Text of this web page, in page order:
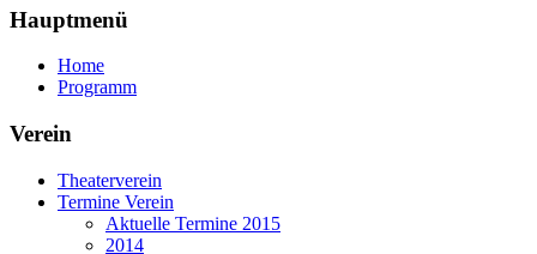
Hauptmenü
Home
Programm
Verein
Theaterverein
Termine Verein
Aktuelle Termine 2015
2014